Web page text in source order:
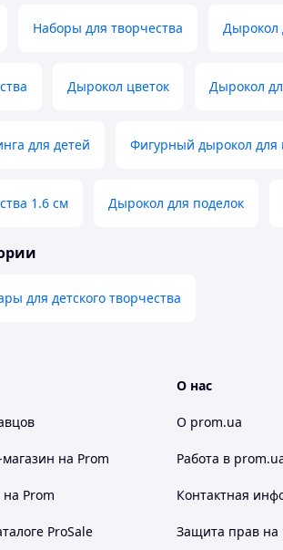
Наборы для творчества Дырокол
Дырокол цветок Дырокол
для детей Фигурный дырокол для
1.6 см Дырокол для поделок
для детского творчества
на Prom
Prom
ProSale
О нас
О prom.ua
Работа в
Контактная
Защита прав на